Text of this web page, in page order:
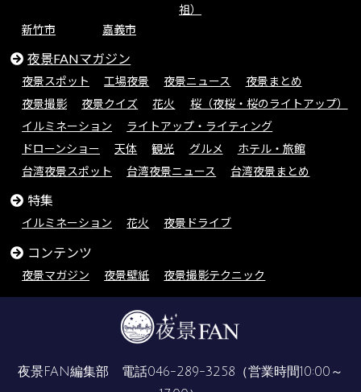
祖）
新竹市 嘉義市
夜景FANマガジン
夜景スポット 工場夜景 夜景ニュース
夜景まとめ
夜景撮影
夜景クイズ 花火
桜（夜桜・桜のライトアップ）
イルミネーション
ライトアップ・ライティング
ドローンショー
天体 観光 グルメ
ホテル・旅館
台湾夜景スポット
台湾夜景ニュース 台湾夜景まとめ
特集
イルミネーション 花火 夜景ドライブ
コンテンツ
夜景マガジン 夜景壁紙 夜景撮影テクニック
夜景FAN編集部 電話046-289-3258 （営業時間10:00～